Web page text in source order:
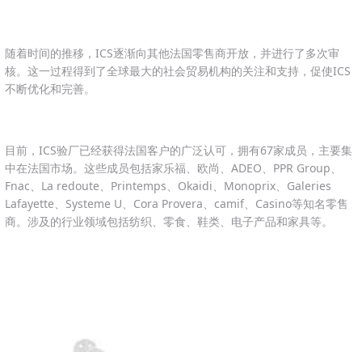
随着时间的推移，ICS逐渐向其他法国零售商开放，并进行了多次审
核。这一过程得到了全球最大的社会贸易机构的关注和支持，促使ICS
不断优化和完善。
目前，ICS验厂已经获得法国客户的广泛认可，拥有67家成员，主要集
中在法国市场。这些成员包括家乐福、欧尚、ADEO、PPR Group、
Fnac、La redoute、Printemps、Okaidi、Monoprix、Galeries
Lafayette、Systeme U、Cora Provera、camif、Casino等知名零售
商。涉及的行业领域包括纺织、零食、鞋类、电子产品和家具等。